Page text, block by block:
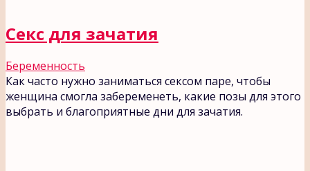
Секс для зачатия
Беременность
Как часто нужно заниматься сексом паре, чтобы
женщина смогла забеременеть, какие позы для этого
выбрать и благоприятные дни для зачатия.